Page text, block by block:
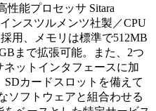
性能プロセッサ Sitara
ンスツルメンツ社製／CPU
用、メモリは標準で512MB
まで拡張可能。また、2つ
ットインタフェースに加
SDカードスロットを備えて
ソフトウェアと組合わせる